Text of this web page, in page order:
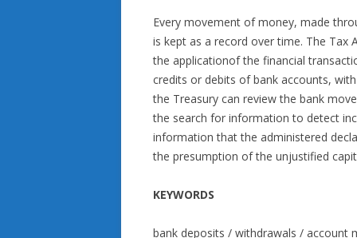
Every movement of money, made
is kept as a record over time. The Tax
the applicationof the financial
credits or debits of bank accounts,
the Treasury can review the bank
the search for information to detect
information that the administered
the presumption of the unjustified
KEYWORDS
bank deposits / withdrawals / account